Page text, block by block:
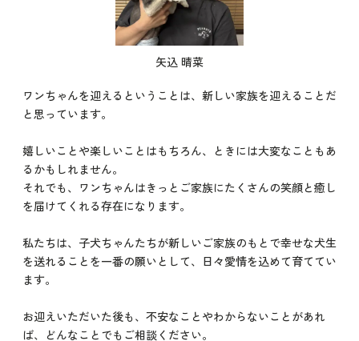
ワンちゃんを迎えるということは、新しい家族を迎えることだ
と思っています。
嬉しいことや楽しいことはもちろん、ときには大変なこともあ
るかもしれません。
それでも、ワンちゃんはきっとご家族にたくさんの笑顔と癒し
を届けてくれる存在になります。
私たちは、子犬ちゃんたちが新しいご家族のもとで幸せな犬生
を送れることを一番の願いとして、日々愛情を込めて育ててい
ます。
お迎えいただいた後も、不安なことやわからないことがあれ
ば、どんなことでもご相談ください。
矢込 晴菜